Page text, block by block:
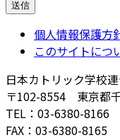
個人情報保護方
このサイトにつ
日本カトリック学校
〒102-8554 東京都
TEL：03-6380-8166
FAX：03-6380-8165